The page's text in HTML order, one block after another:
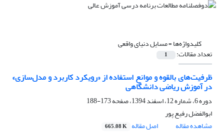
کلیدواژه‌ها =مسایل دنیای واقعی
تعداد مقالات: 1
ظرفیت‌های بالقوه و موانع استفاده از «رویکرد کاربرد و مدل‌سازی»
در آموزش ریاضی دانشگاهی
دوره 6، شماره 12، اسفند 1394، صفحه
173-188
ابوالفضل رفیع پور
مشاهده مقاله
اصل مقاله 665.08 K